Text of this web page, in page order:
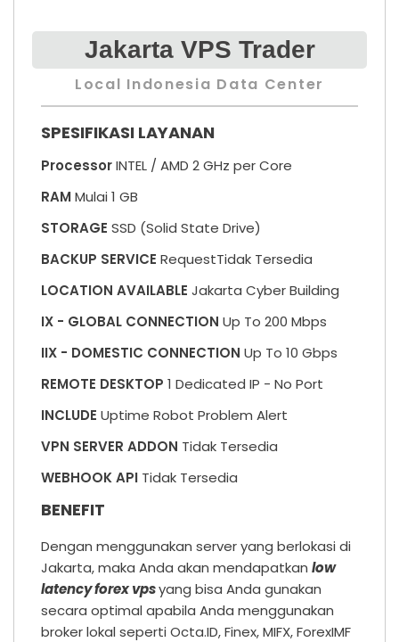
Jakarta VPS Trader
Local Indonesia Data Center
SPESIFIKASI LAYANAN
ProcessorINTEL / AMD 2 GHz per Core
RAMMulai 1 GB
STORAGE SSD (Solid State Drive)
BACKUP SERVICE RequestTidak Tersedia
LOCATION AVAILABLE Jakarta Cyber Building
IX - GLOBAL CONNECTION Up To 200 Mbps
IIX - DOMESTIC CONNECTION Up To 10 Gbps
REMOTE DESKTOP 1 Dedicated IP - No Port
INCLUDE Uptime Robot Problem Alert
VPN SERVER ADDON Tidak Tersedia
WEBHOOK API Tidak Tersedia
BENEFIT
Dengan menggunakan server yang berlokasi di
Jakarta, maka Anda akan mendapatkan low
latency forex vpsyang bisa Anda gunakan
secara optimal apabila Anda menggunakan
broker lokal seperti Octa.ID, Finex, MIFX, ForexIMF